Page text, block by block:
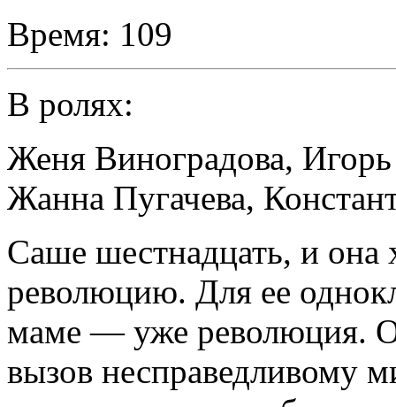
Время: 109
В ролях:
Женя Виноградова,
Жанна Пугачева,
Саше шестнадцать, и она
революцию. Для ее
маме — уже революция.
вызов несправедливому